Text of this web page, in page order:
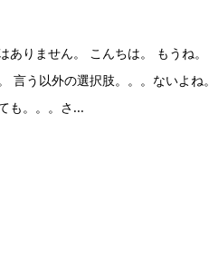
ありません。 こんちは。 もうね。
言う以外の選択肢。。。ないよね。
も。。。さ...